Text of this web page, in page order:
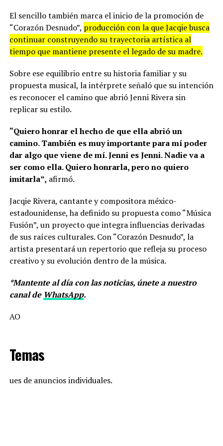
El sencillo también marca el inicio de la promoción de
“Corazón Desnudo”, producción con la que Jacqie busca
continuar construyendo su trayectoria artística al
tiempo que mantiene presente el legado de su madre.
Sobre ese equilibrio entre su historia familiar y su
propuesta musical, la intérprete señaló que su intención
es reconocer el camino que abrió Jenni Rivera sin
replicar su estilo.
“Quiero honrar el hecho de que ella abrió un
camino. También es muy importante para mí poder
dar algo que viene de mí. Jenni es Jenni. Nadie va a
ser como ella. Quiero honrarla, pero no quiero
imitarla”, afirmó.
Jacqie Rivera, cantante y compositora méxico-
estadounidense, ha definido su propuesta como “Música
Fusión”, un proyecto que integra influencias derivadas
de sus raíces culturales. Con “Corazón Desnudo”, la
artista presentará un repertorio que refleja su proceso
creativo y su evolución dentro de la música.
*Mantente al día con las noticias, únete a nuestro
canal de WhatsApp.
AO
Temas
ues de anuncios individuales.